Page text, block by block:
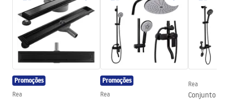
Tamanho da porta
Direção da porta
Universal
Espessura do vidro
4 milímetros
A altura da porta do chuveiro
195
cm
Material do perfil
Alumínio
Material de manuseamento
Latão
Promoções
Rea
Promoções
Rea
Rea
Conjunto de